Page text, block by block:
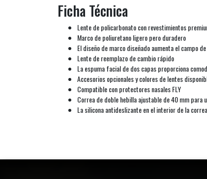
Ficha Técnica
Lente de policarbonato con revestimientos
Marco de poliuretano ligero pero duradero
El diseño de marco diseñado aumenta el campo
Lente de reemplazo de cambio rápido
La espuma facial de dos capas proporciona
Accesorios opcionales y colores de lentes
Compatible con protectores nasales FLY
Correa de doble hebilla ajustable de 40 mm
La silicona antideslizante en el interior de la